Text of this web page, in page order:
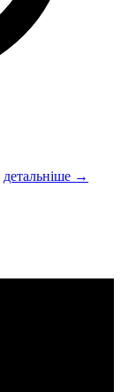
детальніше →